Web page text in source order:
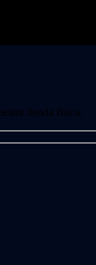
tienda física.